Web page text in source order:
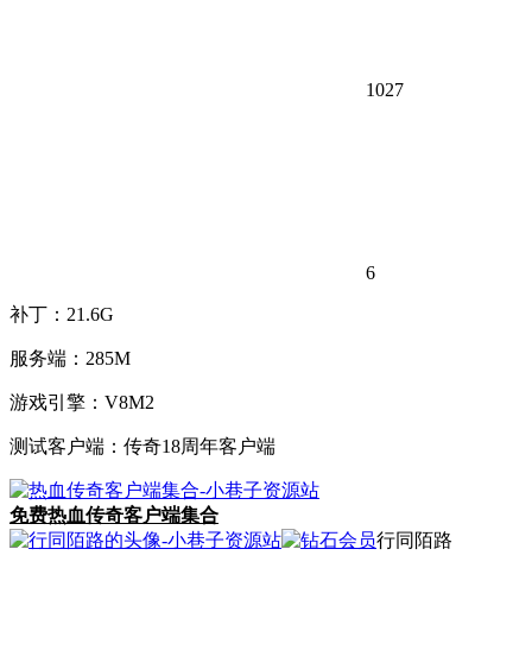
1027
6
补丁：21.6G
服务端：285M
游戏引擎：V8M2
测试客户端：传奇18周年客户端
免费热血传奇客户端集合
行同陌路